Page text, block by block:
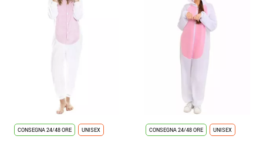
CONSEGNA 24/48 ORE UNISEX CONSEGNA 24/48 ORE UNISEX